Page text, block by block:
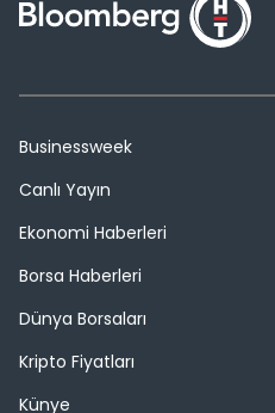
Businessweek
Canlı Yayın
Ekonomi Haberleri
Borsa Haberleri
Dünya Borsaları
Kripto Fiyatları
Künye